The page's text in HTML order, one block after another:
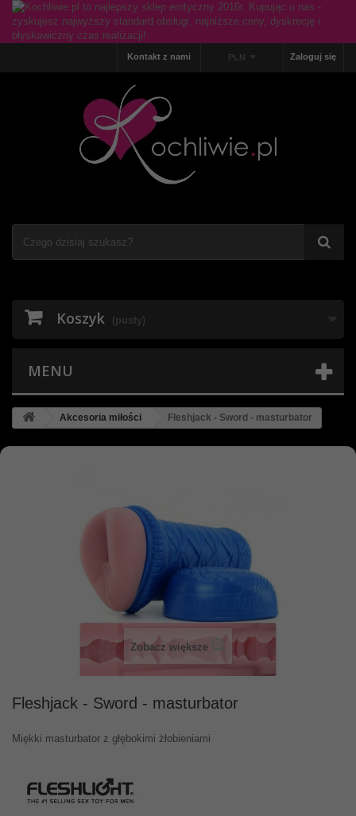
Zaloguj się
PLN
Kontakt z nami
Koszyk (pusty)
MENU
Akcesoria miłości Fleshjack - Sword - masturbator
Zobacz większe
Fleshjack - Sword - masturbator
Miękki masturbator z głębokimi żłobieniami